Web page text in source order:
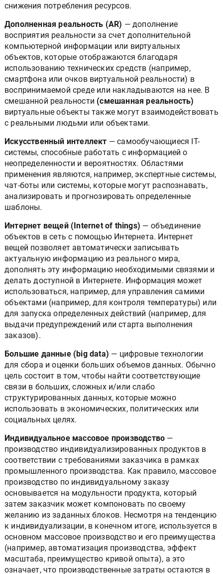
снижения потребления ресурсов.
Дополненная реальность (AR) — дополнение
восприятия реальности за счет дополнительной
компьютерной информации или виртуальных
объектов, которые отображаются благодаря
использованию технических средств (например,
смартфона или очков виртуальной реальности) в
воспринимаемой среде или накладываются на нее. В
смешанной реальности (смешанная реальность)
виртуальные объекты также могут взаимодействовать
с реальными людьми или объектами.
Искусственный интеллект — самообучающиеся IT-
системы, способные работать с информацией о
неопределенности и вероятностях. Областями
применения являются, например, экспертные системы,
чат-боты или системы, которые могут распознавать,
анализировать и прогнозировать определенные
шаблоны.
Интернет вещей (Internet of things) — объединение
объектов в сеть с помощью Интернета. Интернет
вещей позволяет автоматически записывать
актуальную информацию из реального мира,
дополнять эту информацию необходимыми связями и
делать доступной в Интернете. Информация может
использоваться, например, для управления самими
объектами (например, для контроля температуры) или
для запуска определенных действий (например, для
выдачи предупреждений или старта выполнения
заказов).
Большие данные (big data) — цифровые технологии
для сбора и оценки больших объемов данных. Обычно
цель состоит в том, чтобы найти соответствующие
связи в больших, сложных и/или слабо
структурированных данных, которые можно
использовать в экономических, политических или
социальных целях.
Индивидуальное массовое производство —
производство индивидуализированных продуктов в
соответствии с требованиями заказчика в рамках
промышленного производства. Как правило, массовое
производство по индивидуальному заказу
основывается на модульности продукта, который
затем заказчик может компоновать по своему
желанию из заданных блоков. Несмотря на тенденцию
к индивидуализации, в конечном итоге, используется в
основном массовое производство и его преимущества
(например, автоматизация производства, эффект
масштаба, преимущество кривой опыта), а это
означает, что производственные затраты остаются в